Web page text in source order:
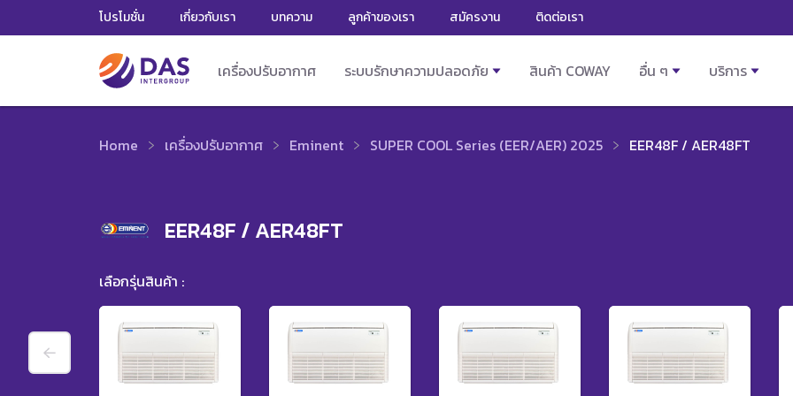
โปรโมชั่น เกี่ยวกับเรา บทความ ลูกค้าของเรา สมัครงาน ติดต่อเรา
เครื่องปรับอากาศ ระบบรักษาความปลอดภัย สินค้า COWAY อื่น ๆ บริการ
Home เครื่องปรับอากาศ Eminent SUPER COOL Series (EER/AER) 2025 EER48F / AER48FT
EER48F / AER48FT
เลือกรุ่นสินค้า :